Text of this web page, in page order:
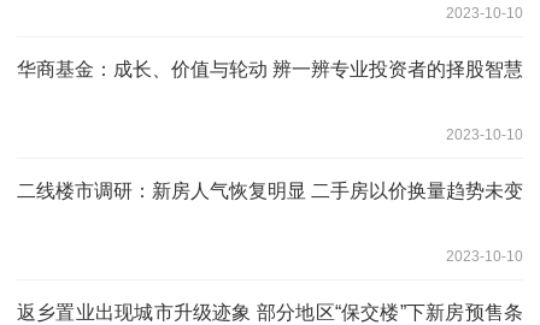
2023-10-10
华商基金：成长、价值与轮动 辨一辨专业投资者的择股智慧
2023-10-10
二线楼市调研：新房人气恢复明显 二手房以价换量趋势未变
2023-10-10
返乡置业出现城市升级迹象 部分地区“保交楼”下新房预售条